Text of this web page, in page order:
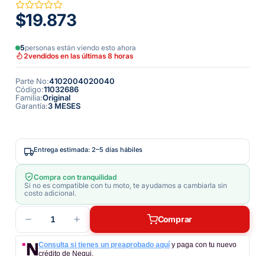
$19.873
5personas están viendo esto ahora
2vendidos en las últimas 8 horas
Parte No:4102004020040
Código:11032686
Familia:Original
Garantía:3 MESES
Entrega estimada: 2–5 días hábiles
Compra con tranquilidad
Si no es compatible con tu moto, te ayudamos a cambiarla sin
costo adicional.
1 Comprar
Consulta si tienes un preaprobado aquí y paga con tu nuevo
crédito de Nequi.